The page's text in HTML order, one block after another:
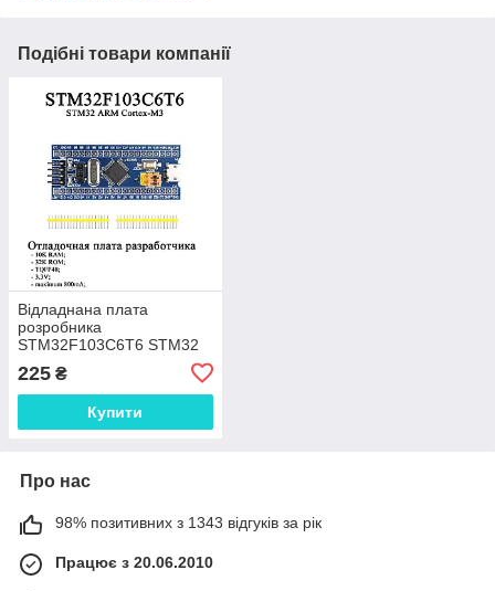
Подібні товари компанії
Відладнана плата
розробника
STM32F103C6T6 STM32
225 ₴
Купити
Про нас
98% позитивних з 1343 відгуків за рік
Працює з 20.06.2010